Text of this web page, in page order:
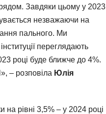
Завдяки цьому у 2023
незважаючи на
пального. Ми
переглядають
році буде ближче до 4%.
– розповіла Юлія
на рівні 3,5% – у 2024 році